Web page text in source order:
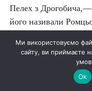
Пелех з
його називали
був як прапор, що
життєрадісно на
пориваючись в синє
Ми використовуємо
сайту, ви приймаєте
Ok